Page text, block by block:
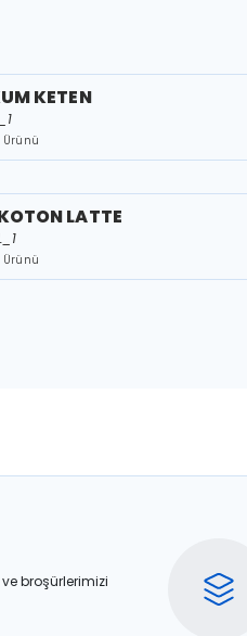
KETEN
Ürünü
LATTE
Ürünü
broşürlerimizi